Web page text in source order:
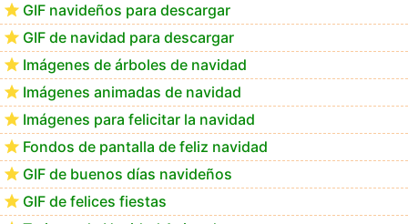
GIF navideños para descargar
GIF de navidad para descargar
Imágenes de árboles de navidad
Imágenes animadas de navidad
Imágenes para felicitar la navidad
Fondos de pantalla de feliz navidad
GIF de buenos días navideños
GIF de felices fiestas